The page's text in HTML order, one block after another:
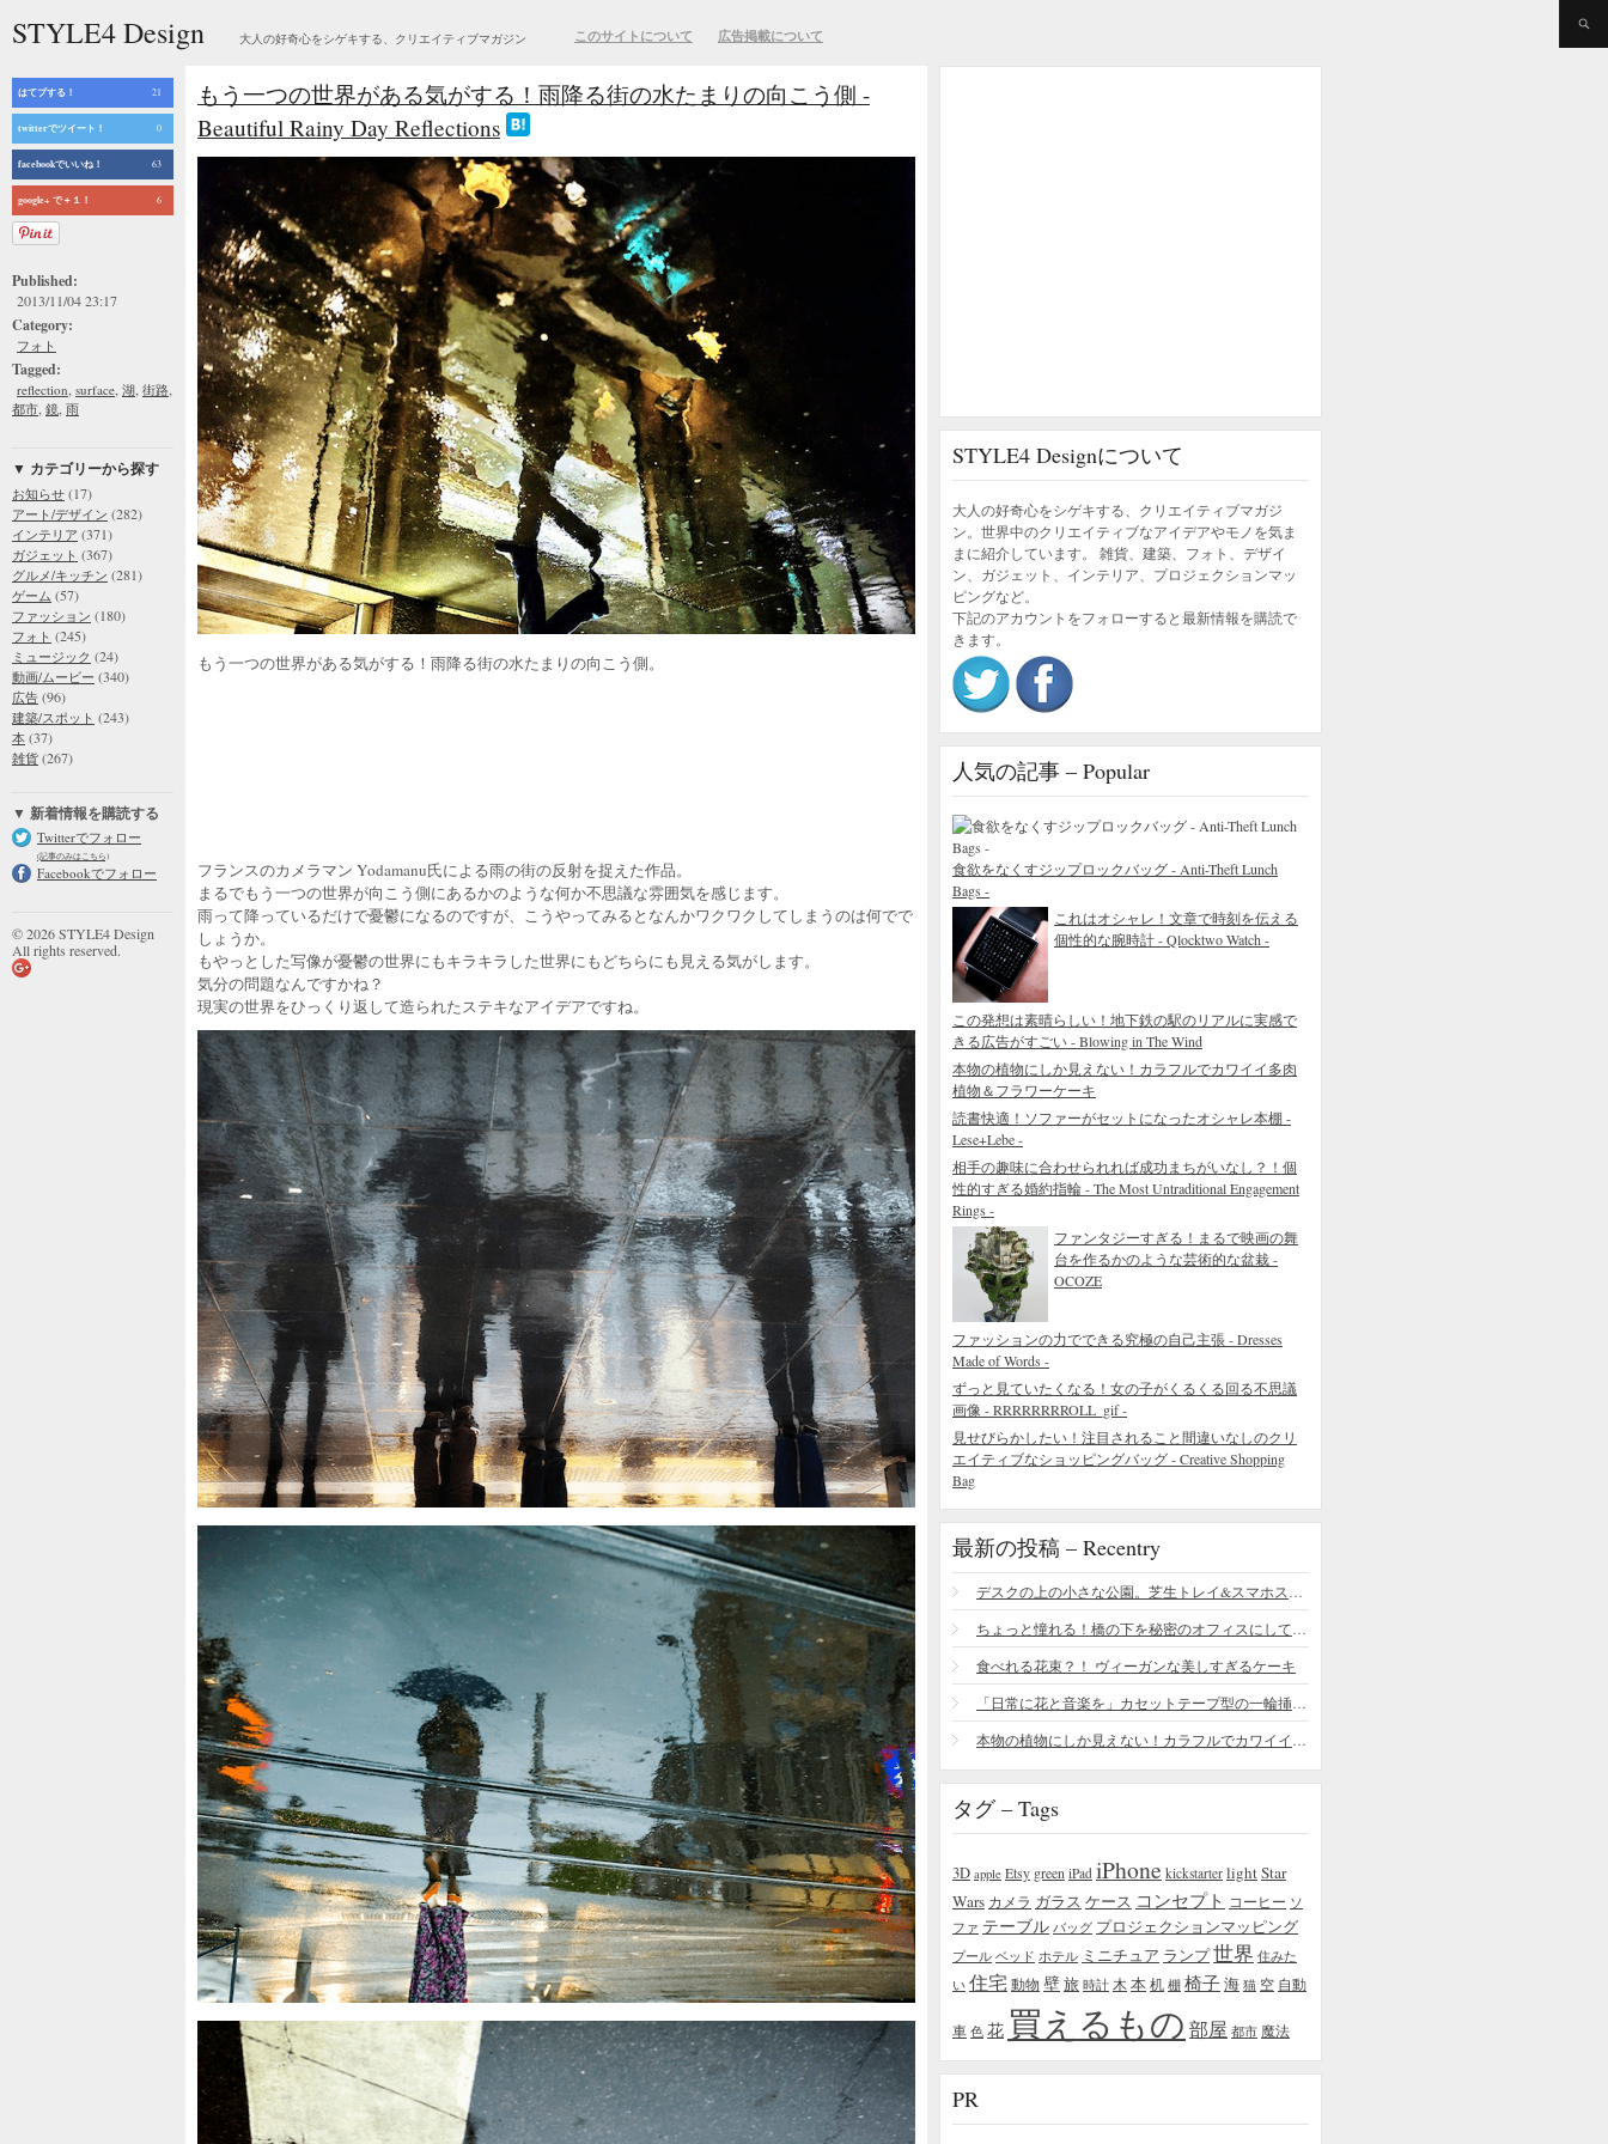
STYLE4 Design 大人の好奇心をシゲキする、クリエイティブマガジン このサイトについて 広告掲載について
はてブする！ 21
twitterでツイート！ 0
facebookでいいね！ 63
google+ で＋１！ 6
Published:
2013/11/04 23:17
Category:
フォト
Tagged:
reflection surface 湖 街路
都市 鏡 雨
▼ カテゴリーから探す
お知らせ (17)
アート/デザイン (282)
インテリア (371)
ガジェット (367)
グルメ/キッチン (281)
ゲーム (57)
ファッション (180)
フォト (245)
ミュージック (24)
動画/ムービー (340)
広告 (96)
建築/スポット (243)
本 (37)
雑貨 (267)
▼ 新着情報を購読する
Twitterでフォロー
(記事のみはこちら)
Facebookでフォロー
© 2026 STYLE4 Design
All rights reserved.
もう一つの世界がある気がする！雨降る街の水たまりの向こう側 -
Beautiful Rainy Day Reflections
もう一つの世界がある気がする！雨降る街の水たまりの向こう側。
フランスのカメラマン Yodamanu氏による雨の街の反射を捉えた作品。
まるでもう一つの世界が向こう側にあるかのような何か不思議な雰囲気を感じます。
雨って降っているだけで憂鬱になるのですが、こうやってみるとなんかワクワクしてしまうのは何でで
しょうか。
もやっとした写像が憂鬱の世界にもキラキラした世界にもどちらにも見える気がします。
気分の問題なんですかね？
現実の世界をひっくり返して造られたステキなアイデアですね。
STYLE4 Designについて
大人の好奇心をシゲキする、クリエイティブマガジ
ン。世界中のクリエイティブなアイデアやモノを気ま
まに紹介しています。 雑貨、建築、フォト、デザイ
ン、ガジェット、インテリア、プロジェクションマッ
ピングなど。
下記のアカウントをフォローすると最新情報を購読で
きます。
人気の記事 – Popular
食欲をなくすジップロックバッグ - Anti-Theft Lunch
Bags -
これはオシャレ！文章で時刻を伝える
個性的な腕時計 - Qlocktwo Watch -
この発想は素晴らしい！地下鉄の駅のリアルに実感で
きる広告がすごい - Blowing in The Wind
本物の植物にしか見えない！カラフルでカワイイ多肉
植物＆フラワーケーキ
読書快適！ソファーがセットになったオシャレ本棚 -
Lese+Lebe -
相手の趣味に合わせられれば成功まちがいなし？！個
性的すぎる婚約指輪 - The Most Untraditional Engagement
Rings -
ファンタジーすぎる！まるで映画の舞
台を作るかのような芸術的な盆栽 -
OCOZE
ファッションの力でできる究極の自己主張 - Dresses
Made of Words -
ずっと見ていたくなる！女の子がくるくる回る不思議
画像 - RRRRRRRROLL_gif -
見せびらかしたい！注目されること間違いなしのクリ
エイティブなショッピングバッグ - Creative Shopping
Bag
最新の投稿 – Recentry
食べれる花束？！ ヴィーガンな美しすぎるケーキ
タグ – Tags
3D apple Etsy green iPad iPhone kickstarter lightStar
Wars カメラ ガラス ケース コンセプト コーヒー ソ
ファ テーブル バッグ プロジェクションマッピング
プール ベッド ホテル ミニチュア ランプ世界 住みた
い 住宅 動物 壁旅 時計 木 本机 棚 椅子海 猫 空 自動
車 色 花 買えるもの 部屋 都市 魔法
PR